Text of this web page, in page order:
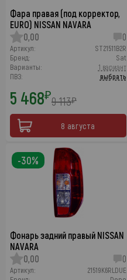
Фара правая (под корректор,
EURO) NISSAN NAVARA
0,00
0
Артикул:
ST21511B2R
Бренд:
Sat
Варианты:
1 вариант
ПВЗ:
выбрать
5 468₽9 113₽
8 августа
Фонарь задний правый NISSAN
NAVARA
0,00
0
Артикул:
21519K6RLDUE
-30%